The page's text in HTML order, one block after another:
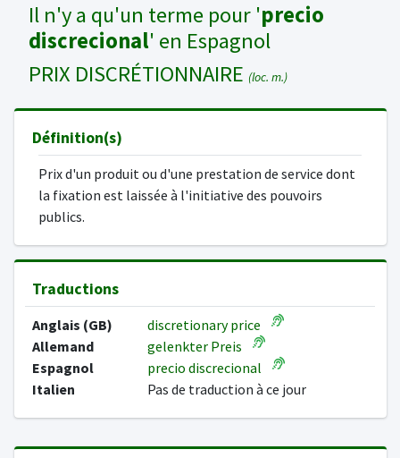
Il n'y a qu'un terme pour 'precio
discrecional' en Espagnol
PRIX DISCRÉTIONNAIRE (loc. m.)
Définition(s)
Prix d'un produit ou d'une prestation de service dont
la fixation est laissée à l'initiative des pouvoirs
publics.
Traductions
Anglais (GB)
discretionary price
Allemand
gelenkter Preis
Espagnol
precio discrecional
Italien
Pas de traduction à ce jour